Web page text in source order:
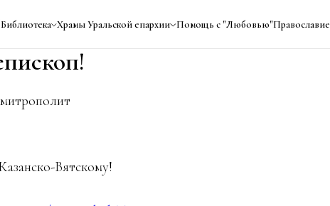
Библиотека Храмы Уральской епархии Помощь с "Любовью"Православие
Вятскому!